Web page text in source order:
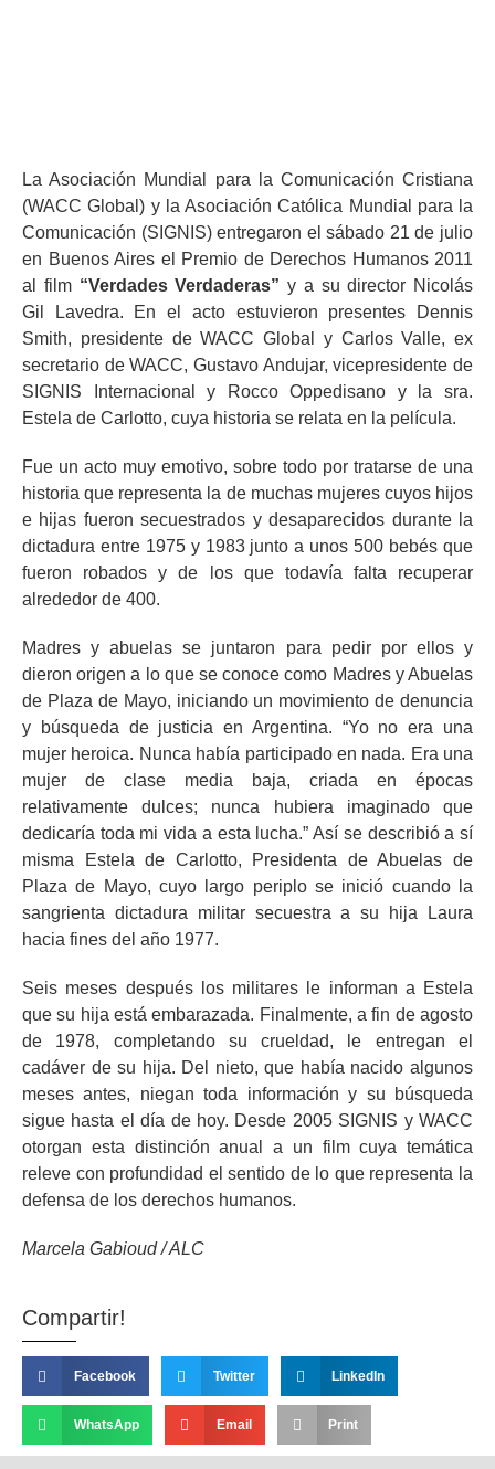
La Asociación Mundial para la Comunicación Cristiana
(WACC Global) y la Asociación Católica Mundial para la
Comunicación (SIGNIS) entregaron el sábado 21 de julio
en Buenos Aires el Premio de Derechos Humanos 2011
al film “Verdades Verdaderas” y a su director Nicolás
Gil Lavedra. En el acto estuvieron presentes Dennis
Smith, presidente de WACC Global y Carlos Valle, ex
secretario de WACC, Gustavo Andujar, vicepresidente de
SIGNIS Internacional y Rocco Oppedisano y la sra.
Estela de Carlotto, cuya historia se relata en la película.
Fue un acto muy emotivo, sobre todo por tratarse de una
historia que representa la de muchas mujeres cuyos hijos
e hijas fueron secuestrados y desaparecidos durante la
dictadura entre 1975 y 1983 junto a unos 500 bebés que
fueron robados y de los que todavía falta recuperar
alrededor de 400.
Madres y abuelas se juntaron para pedir por ellos y
dieron origen a lo que se conoce como Madres y Abuelas
de Plaza de Mayo, iniciando un movimiento de denuncia
y búsqueda de justicia en Argentina. “Yo no era una
mujer heroica. Nunca había participado en nada. Era una
mujer de clase media baja, criada en épocas
relativamente dulces; nunca hubiera imaginado que
dedicaría toda mi vida a esta lucha.” Así se describió a sí
misma Estela de Carlotto, Presidenta de Abuelas de
Plaza de Mayo, cuyo largo periplo se inició cuando la
sangrienta dictadura militar secuestra a su hija Laura
hacia fines del año 1977.
Seis meses después los militares le informan a Estela
que su hija está embarazada. Finalmente, a fin de agosto
de 1978, completando su crueldad, le entregan el
cadáver de su hija. Del nieto, que había nacido algunos
meses antes, niegan toda información y su búsqueda
sigue hasta el día de hoy. Desde 2005 SIGNIS y WACC
otorgan esta distinción anual a un film cuya temática
releve con profundidad el sentido de lo que representa la
defensa de los derechos humanos.
Marcela Gabioud / ALC
Compartir!
Facebook Twitter LinkedIn
WhatsApp Email Print